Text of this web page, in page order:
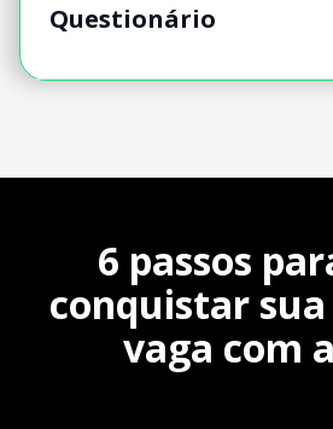
Questionário
6 passos
conquistar
vaga com